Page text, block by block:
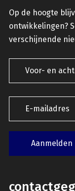
Op de hoogte
ontwikkelingen?
verschijnende